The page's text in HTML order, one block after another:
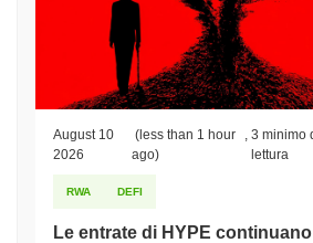
Negli ultimi 7 giorni, Bitmarket ha
sottoperformando il mercato crypto
un guadagno del0.56%. Ciò indica un
nell'azione del prezzo di BMK rispetto
ampio.
August 10
2026
(less than 1 hour
ago)
3 minimo
lettura
RWA DEFI
Le entrate di HYPE